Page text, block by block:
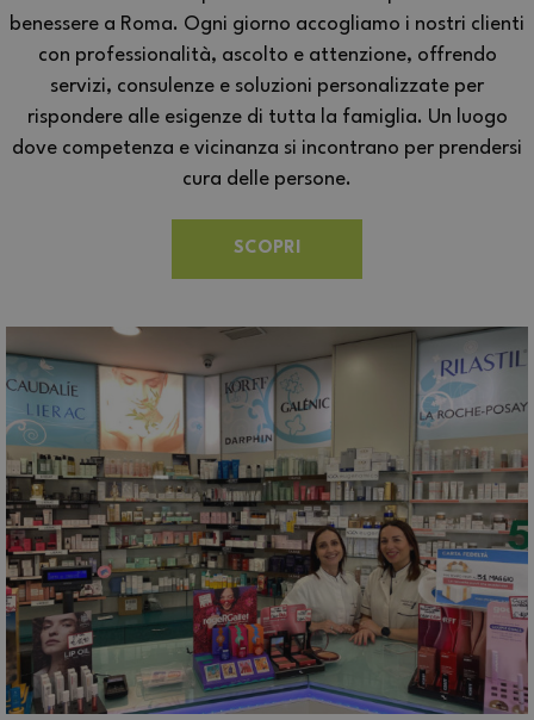
benessere a Roma. Ogni giorno accogliamo i nostri clienti
con professionalità, ascolto e attenzione, offrendo
servizi, consulenze e soluzioni personalizzate per
rispondere alle esigenze di tutta la famiglia. Un luogo
dove competenza e vicinanza si incontrano per prendersi
cura delle persone.
SCOPRI